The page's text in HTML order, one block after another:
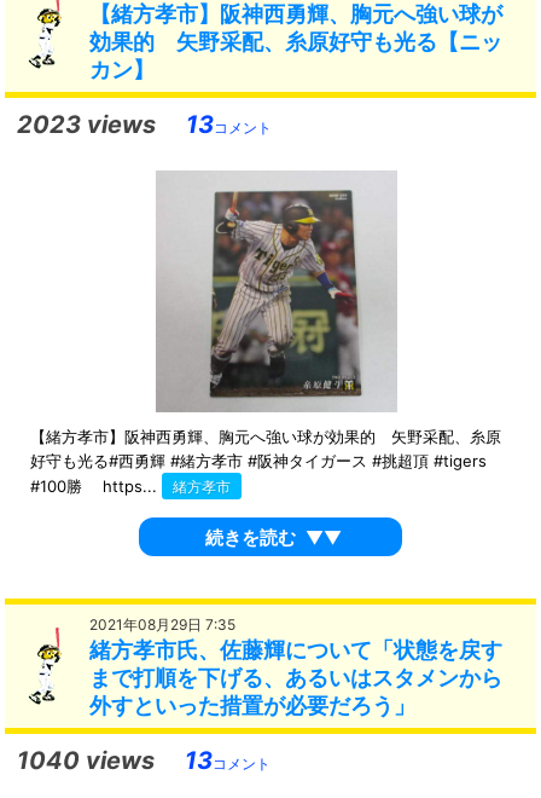
【緒方孝市】阪神西勇輝、胸元へ強い球が
効果的 矢野采配、糸原好守も光る【ニッ
カン】
2023 views 13コメント
【緒方孝市】阪神西勇輝、胸元へ強い球が効果的 矢野采配、糸原
好守も光る#西勇輝 #緒方孝市 #阪神タイガース #挑超頂 #tigers
#100勝 https...
緒方孝市
続きを読む ▼▼
2021年08月29日 7:35
緒方孝市氏、佐藤輝について「状態を戻す
まで打順を下げる、あるいはスタメンから
外すといった措置が必要だろう」
1040 views 13コメント